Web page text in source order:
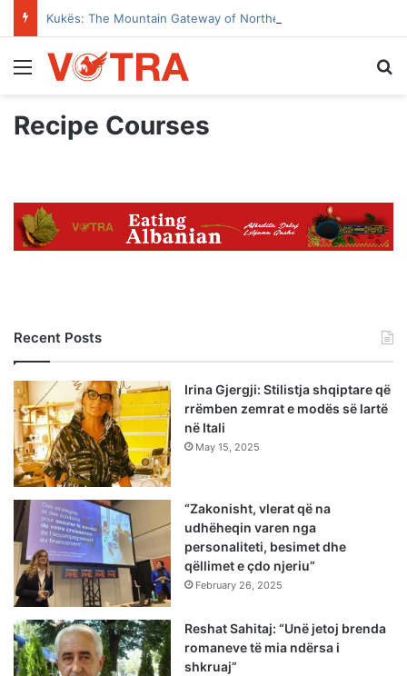
Kukës: The Mountain Gateway of Northern Albania
Menu
Recipe Courses
Recent Posts
Irina Gjergji: Stilistja shqiptare që
rrëmben zemrat e modës së lartë
në Itali
May 15, 2025
“Zakonisht, vlerat që na
udhëheqin varen nga
personaliteti, besimet dhe
qëllimet e çdo njeriu”
February 26, 2025
Reshat Sahitaj: “Unë jetoj brenda
romaneve të mia ndërsa i
shkruaj”